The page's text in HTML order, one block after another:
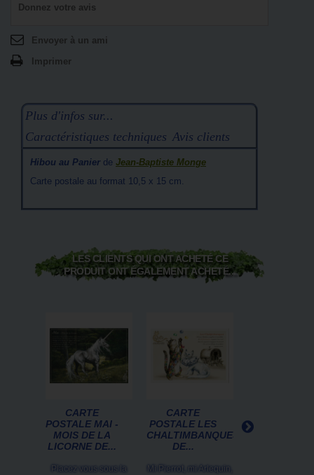
Donnez votre avis
Envoyer à un ami
Imprimer
Plus d'infos sur...
Caractéristiques techniques Avis clients
Hibou au Panier de Jean-Baptiste Monge
Carte postale au format 10,5 x 15 cm.
LES CLIENTS QUI ONT ACHETÉ CE
PRODUIT ONT ÉGALEMENT ACHETÉ...
CARTE
POSTALE MAI -
MOIS DE LA
LICORNE DE...
Placez vous sous la
CARTE
POSTALE LES
CHALTIMBANQUES
DE...
Mi Pierrot, mi Arlequin,
POSTALE DE